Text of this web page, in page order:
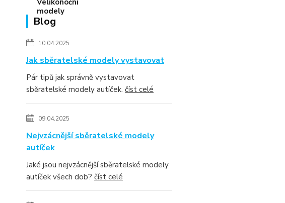
Blog
10.04.2025
Jak sběratelské modely vystavovat
Pár tipů jak správně vystavovat
sběratelské modely autíček. číst celé
09.04.2025
Nejvzácnější sběratelské modely
autíček
Jaké jsou nejvzácnější sběratelské modely
autíček všech dob? číst celé